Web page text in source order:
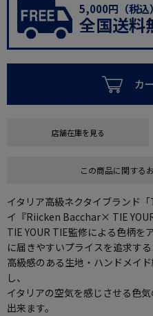
5,000円（税込
全国送料
カ
店舗在庫を見る
この商品に関する
イタリア高級ネクタイブランド
イ『Riicken Bacchar× TIE YOUR
TIE YOUR TIE監修による色柄を
に届きやすいプライスを追求す
高級感のある生地・ハンドメイ
し、
イタリアの空気を感じさせる色
出来ます。